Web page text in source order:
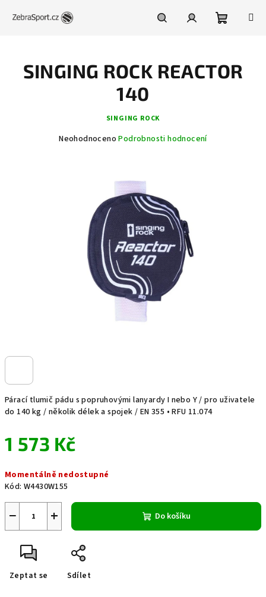
košík
Párací tlumič pádu s popruhovými lanyardy I nebo Y / pro uživatele
do 140 kg / několik délek a spojek / EN 355 • RFU 11.074
1 573 Kč
cena:
Momentálně nedostupné
Kód: W4430W155
+
− Do košíku
Zeptat se Sdílet
SINGING ROCK REACTOR
140
SINGING ROCK
Průměrné
hvězdiček.
Neohodnoceno Podrobnosti hodnocení